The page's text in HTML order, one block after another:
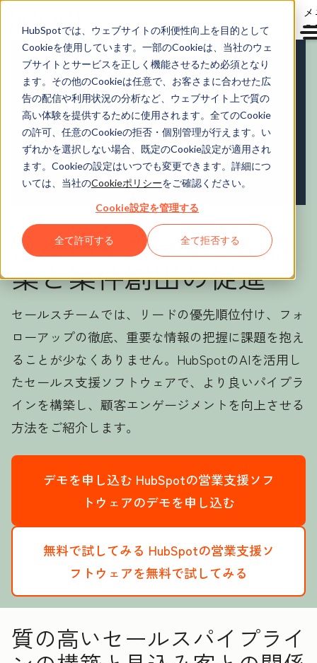
HubSpotでは、ウェブサイトの利便性向上を目的として
Cookieを使用しています。一部のCookieは、当社のウェ
ブサイトとサービスを正しく機能させるため必須となり
ます。その他のCookieは任意で、お客さまに合わせた広
告の配信や利用状況の分析など、ウェブサイト上で質の
高い体験を提供するために使用されます。全てのCookie
の許可、任意のCookieの拒否・個別管理が行えます。い
ずれかを選択しない場合、既定のCookie設定が適用され
ます。Cookieの設定はいつでも変更できます。詳細につ
いては、当社のCookieポリシーをご確認ください。
Cookie設定を管理する
全て許可する 全て拒否する
Sales Hub
営業パイプラインの構
築と案件創出の促進
セールスチームでは、リードの優先順位付け、フォ
ローアップの徹底、重要な情報の把握に課題を抱え
ることが少なくありません。HubSpotのAIを活用し
たセールス支援ソフトウェアで、より良いパイプラ
インを構築し、顧客エンゲージメントを向上させる
方法をご紹介します。
デモを申し込む HubSpotの営業支援ソフ
トウェアのデモを申し込む
無料で試してみる HubSpotの営業支援ソ
フトウェアを無料で試してみる
質の高いセールスパイプライ